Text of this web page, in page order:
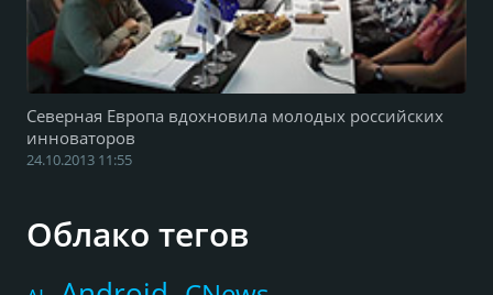
Северная Европа вдохновила молодых российских
инноваторов
24.10.2013 11:55
Облако тегов